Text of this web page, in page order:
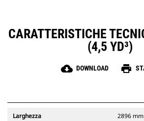
CARATTERISTICHE
(4,5 YD³)
cloud_download DOWNLOAD print
Larghezza 2896 mm